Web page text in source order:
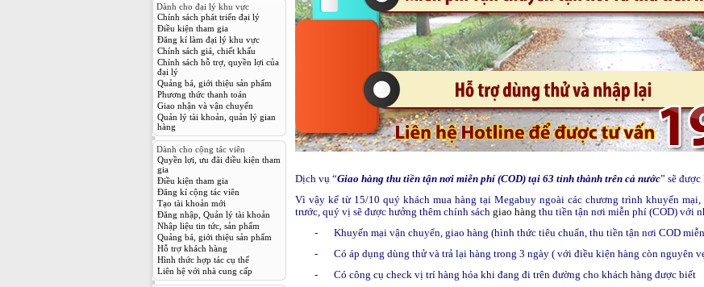
Dành cho đại lý khu vực
Chính sách phát triển đại lý
Điều kiện tham gia
Đăng kí làm đại lý khu vực
Chính sách giá, chiết khấu
Chính sách hỗ trợ, quyền lợi của
đại lý
Quảng bá, giới thiệu sản phẩm
Phương thức thanh toán
Giao nhận và vận chuyển
Quản lý tài khoản, quản lý gian
hàng
Dành cho cộng tác viên
Quyền lợi, ưu đãi điều kiện tham
gia
Điều kiện tham gia
Đăng kí cộng tác viên
Tạo tài khoản mới
Đăng nhập, Quản lý tài khoản
Nhập liệu tin tức, sản phẩm
Quảng bá, giới thiệu sản phẩm
Hỗ trợ khách hàng
Hình thức hợp tác cụ thể
Liên hệ với nhà cung cấp
Dịch vụ “Giao hàng thu tiền tận nơi miễn phí (COD) tại 63 tỉnh thành trên cả nước” sẽ
Vì vậy kể từ 15/10 quý khách mua hàng tại Megabuy ngoài các chương trình khuyến
trước, quý vị sẽ được hưởng thêm chính sách giao hàng thu tiền tận nơi miễn phí (COD) với
-
Khuyến mại vận chuyển, giao hàng (hình thức tiêu chuẩn, thu tiền tận nơi COD
-
Có áp dụng dùng thử và trả lại hàng trong 3 ngày ( với điều kiện hàng còn nguyên
-
Có công cụ check vị trí hàng hóa khi đang đi trên đường cho khách hàng được biết